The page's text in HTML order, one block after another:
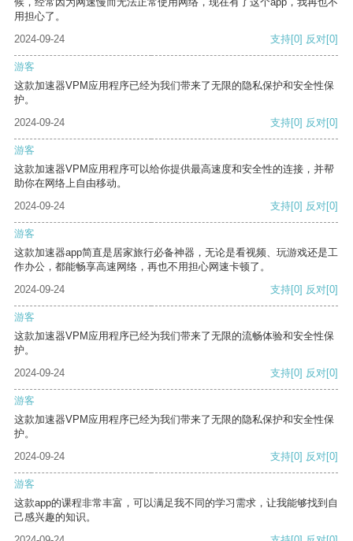
用担心了。
2024-09-24
支持[0] 反对[0]
游客
这款加速器VPM应用程序已经为我们带来了无限的隐私保护和安全性保
护。
2024-09-24
支持[0] 反对[0]
游客
这款加速器VPM应用程序可以给你提供最高速度和安全性的连接，并帮
助你在网络上自由移动。
2024-09-24
支持[0] 反对[0]
游客
这款加速器app简直是居家旅行必备神器，无论是看视频、玩游戏还是工
作办公，都能畅享高速网络，再也不用担心网速卡顿了。
2024-09-24
支持[0] 反对[0]
游客
这款加速器VPM应用程序已经为我们带来了无限的流畅体验和安全性保
护。
2024-09-24
支持[0] 反对[0]
游客
这款加速器VPM应用程序已经为我们带来了无限的隐私保护和安全性保
护。
2024-09-24
支持[0] 反对[0]
游客
这款app的课程非常丰富，可以满足我不同的学习需求，让我能够找到自
己感兴趣的知识。